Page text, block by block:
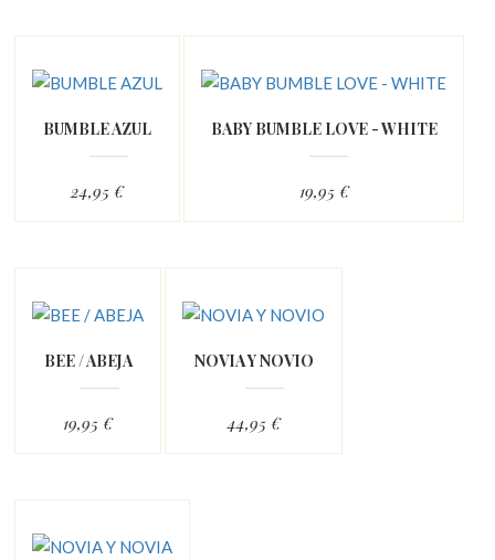
BUMBLE AZUL
24,95 €
BABY BUMBLE LOVE - WHITE
19,95 €
BEE / ABEJA
19,95 €
NOVIA Y NOVIO
44,95 €